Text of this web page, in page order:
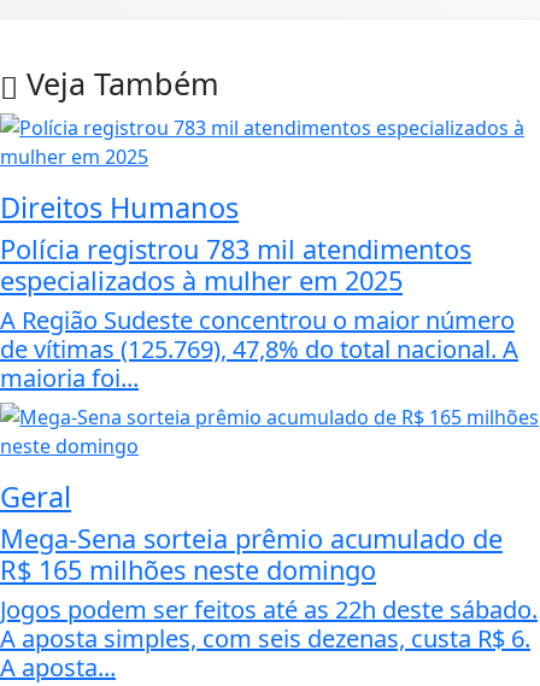
Veja Também
Direitos Humanos
Polícia registrou 783 mil atendimentos
especializados à mulher em 2025
A Região Sudeste concentrou o maior número
de vítimas (125.769), 47,8% do total nacional. A
maioria foi...
Geral
Mega-Sena sorteia prêmio acumulado de
R$ 165 milhões neste domingo
Jogos podem ser feitos até as 22h deste sábado.
A aposta simples, com seis dezenas, custa R$ 6.
A aposta...